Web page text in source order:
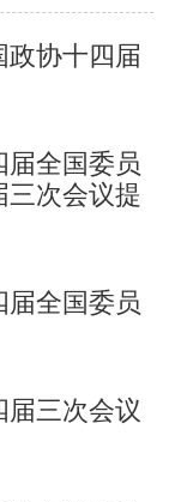
政协十四届
届全国委员
三次会议提
届全国委员
届三次会议